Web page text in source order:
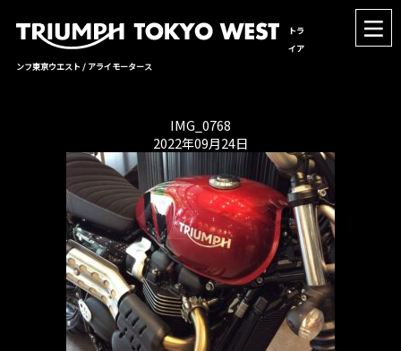
トラ
イア
ンフ東京ウエスト / アライモータース
IMG_0768
2022年09月24日